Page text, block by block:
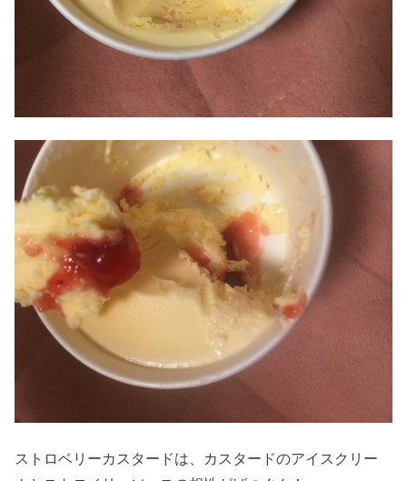
ストロベリーカスタードは、カスタードのアイスクリー